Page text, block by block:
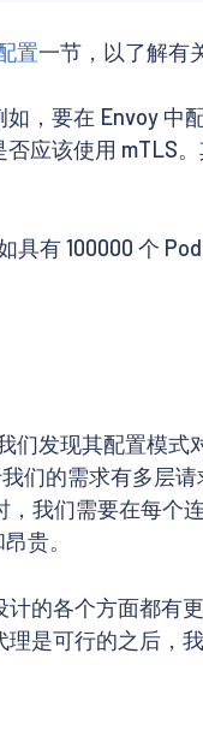
置一节，以了解有
，要在 Envoy 中
应该使用 mTLS
有 100000 个
们发现其配置模
们的需求有多层
我们需要在每个
贵。
的各个方面都有
是可行的之后，我